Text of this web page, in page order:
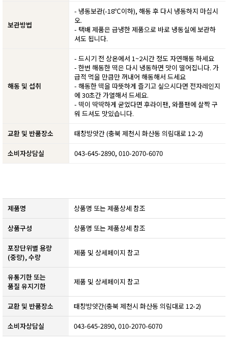
보관방법
- 냉동보관(-18℃이하), 해동 후 다시 냉동하지 마십시
오.
- 택배 제품은 급냉한 제품으로 바로 냉동실에 보관하
셔도 됩니다.
해동 및 섭취
- 드시기 전 상온에서 1~2시간 정도 자연해동 하세요
- 한번 해동한 떡은 다시 냉동하면 맛이 떨어집니다. 가
급적 먹을 만큼만 꺼내어 해동해서 드세요
- 해동한 떡을 따뜻하게 즐기고 싶으시다면 전자레인지
에 30초간 가열해서 드세요.
- 떡이 딱딱하게 굳었다면 후라이팬, 와플팬에 살짝 구
워 드셔도 맛있습니다.
교환 및 반품장소 태창방앗간 (충북 제천시 화산동 의림대로 12-2)
소비자상담실 043-645-2890, 010-2070-6070
제품명 상품명 또는 제품상세 참조
상품구성 상품명 또는 제품상세 참조
포장단위별 용량
(중량), 수량
제품 및 상세페이지 참고
유통기한 또는
품질 유지기한
​제품 및 상세페이지 참고​
교환 및 반품장소 태창방앗간(충북 제천시 화산동 의림대로 12-2)
소비자상담실 043-645-2890, 010-2070-6070